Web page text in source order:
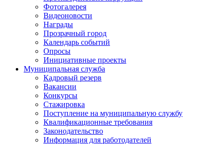
Фотогалерея
Видеоновости
Награды
Прозрачный город
Календарь событий
Опросы
Инициативные проекты
Муниципальная служба
Кадровый резерв
Вакансии
Конкурсы
Стажировка
Поступление на муниципальную службу
Квалификационные требования
Законодательство
Информация для работодателей